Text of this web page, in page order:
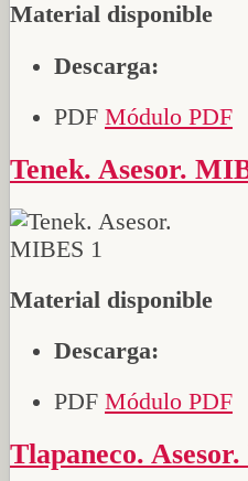
Material disponible
Descarga:
PDF Módulo PDF
Tenek. Asesor.
Material disponible
Descarga:
PDF Módulo PDF
Tlapaneco.